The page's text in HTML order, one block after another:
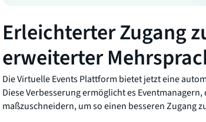
Erleichterter Zugang
erweiterter
Die Virtuelle Events Plattform bietet jetzt eine
Diese Verbesserung ermöglicht es
maßzuschneidern, um so einen besseren Zugang